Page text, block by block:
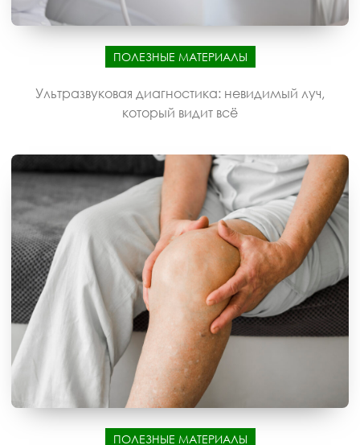
ПОЛЕЗНЫЕ МАТЕРИАЛЫ
Ультразвуковая диагностика: невидимый луч,
который видит всё
ПОЛЕЗНЫЕ МАТЕРИАЛЫ